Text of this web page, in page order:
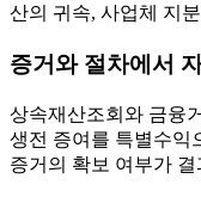
산의 귀속, 사업체 지
증거와 절차에서
상속재산조회와 금융
생전 증여를 특별수익
증거의 확보 여부가